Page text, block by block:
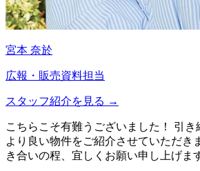
宮本 奈於
広報・販売資料担当
スタッフ紹介を見る →
こちらこそ有難うございました！ 引き
より良い物件をご紹介させていただき
き合いの程、宜しくお願い申し上げま